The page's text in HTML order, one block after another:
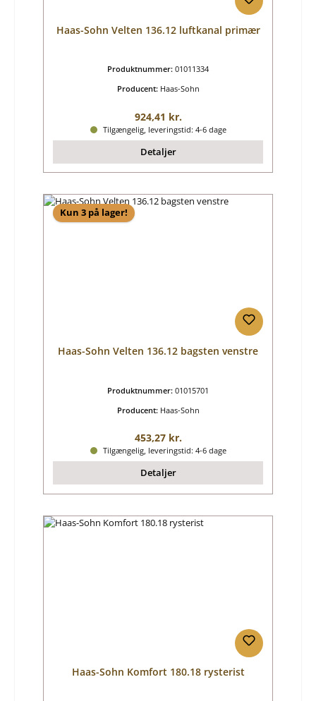
Haas-Sohn Velten 136.12 luftkanal primær
Produktnummer: 01011334
Producent: Haas-Sohn
Almindelig pris:
924,41 kr.
Tilgængelig, leveringstid: 4-6 dage
Detaljer
Kun 3 på lager!
Haas-Sohn Velten 136.12 bagsten venstre
Produktnummer: 01015701
Producent: Haas-Sohn
Almindelig pris:
453,27 kr.
Tilgængelig, leveringstid: 4-6 dage
Detaljer
Haas-Sohn Komfort 180.18 rysterist